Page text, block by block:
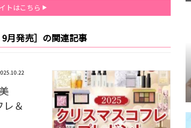
トはこちら
月発売］の関連記事
＆